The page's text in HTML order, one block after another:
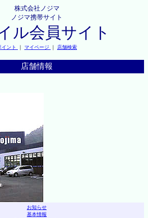
株式会社ノジマ
ノジマ携帯サイト
ル会員サイト
イント ｜ マイページ ｜ 店舗検索
店舗情報
お知らせ
基本情報